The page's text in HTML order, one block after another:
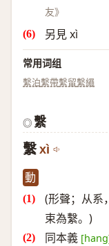
友》
另見 xì
常用词组
繫泊繫帶繫留繫繩
◎ 繫
繫 xì
動
(形聲；从系
束為繫。)
同本義